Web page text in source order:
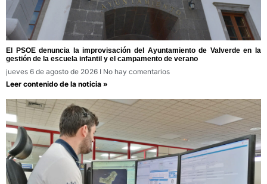
El PSOE denuncia la improvisación del Ayuntamiento de Valverde en la
gestión de la escuela infantil y el campamento de verano
jueves 6 de agosto de 2026
No hay comentarios
Leer contenido de la noticia »